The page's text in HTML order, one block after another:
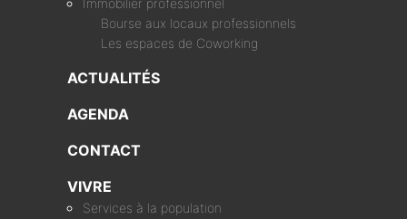
Immobilier professionnel
Bourse aux locaux professionnels
Les espaces de Coworking
ACTUALITÉS
AGENDA
CONTACT
VIVRE
Services à la population